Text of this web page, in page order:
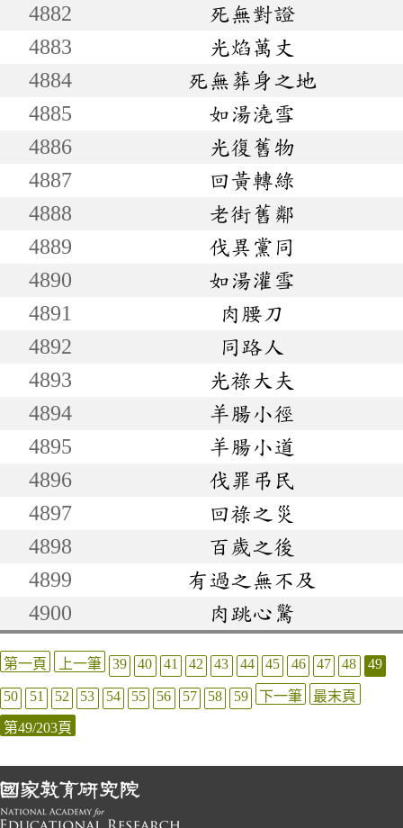
4882
死無對證
4883
光焰萬丈
4884
死無葬身之地
4885
如湯澆雪
4886
光復舊物
4887
回黃轉綠
4888
老街舊鄰
4889
伐異黨同
4890
如湯灌雪
4891
肉腰刀
4892
同路人
4893
光祿大夫
4894
羊腸小徑
4895
羊腸小道
4896
伐罪弔民
4897
回祿之災
4898
百歲之後
4899
有過之無不及
4900
肉跳心驚
第一頁 上一筆 39 40 41 42 43 44 45 46 47 48 49
50 51 52 53 54 55 56 57 58 59 下一筆 最末頁
第49/203頁